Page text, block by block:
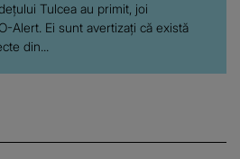
Tulcea au primit, joi
Alert. Ei sunt avertizaţi că există
din...